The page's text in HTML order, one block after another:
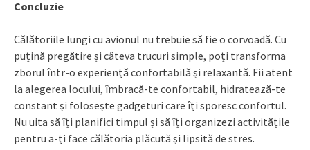
Concluzie
Călătoriile lungi cu avionul nu trebuie să fie o corvoadă. Cu
puțină pregătire și câteva trucuri simple, poți transforma
zborul într-o experiență confortabilă și relaxantă. Fii atent
la alegerea locului, îmbracă-te confortabil, hidratează-te
constant și folosește gadgeturi care îți sporesc confortul.
Nu uita să îți planifici timpul și să îți organizezi activitățile
pentru a-ți face călătoria plăcută și lipsită de stres.